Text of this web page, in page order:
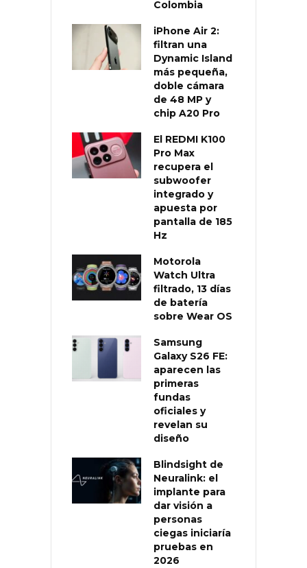
Colombia
iPhone Air 2:
filtran una
Dynamic Island
más pequeña,
doble cámara
de 48 MP y
chip A20 Pro
El REDMI K100
Pro Max
recupera el
subwoofer
integrado y
apuesta por
pantalla de 185
Hz
Motorola
Watch Ultra
filtrado, 13 días
de batería
sobre Wear OS
Samsung
Galaxy S26 FE:
aparecen las
primeras
fundas
oficiales y
revelan su
diseño
Blindsight de
Neuralink: el
implante para
dar visión a
personas
ciegas iniciaría
pruebas en
2026